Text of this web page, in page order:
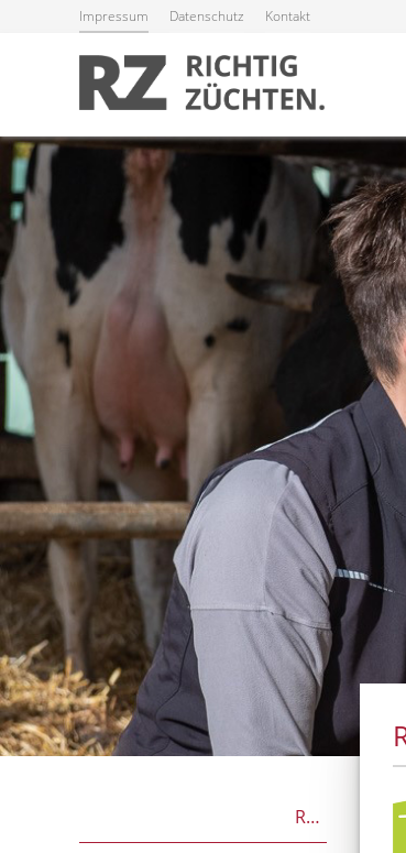
Impressum Datenschutz Kontakt
RZG